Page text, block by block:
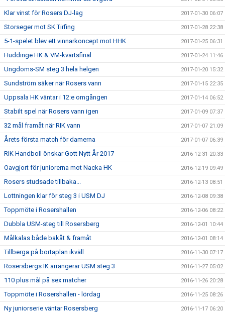
Klar vinst för Rosers DJ-lag 2017-01-30 06:07
Storseger mot SK Tirfing 2017-01-28 22:38
5-1-spelet blev ett vinnarkoncept mot HHK 2017-01-25 06:31
Huddinge HK & VM-kvartsfinal 2017-01-24 11:46
Ungdoms-SM steg 3 hela helgen 2017-01-20 15:32
Sundström säker när Rosers vann 2017-01-15 22:35
Uppsala HK väntar i 12:e omgången 2017-01-14 06:52
Stabilt spel när Rosers vann igen 2017-01-09 07:37
32 mål framåt när RIK vann 2017-01-07 21:09
Årets första match för damerna 2017-01-07 06:39
RIK Handboll önskar Gott Nytt År 2017 2016-12-31 20:33
Oavgjort för juniorerna mot Nacka HK 2016-12-19 09:49
Rosers studsade tillbaka... 2016-12-13 08:51
Lottningen klar för steg 3 i USM DJ 2016-12-08 09:38
Toppmöte i Rosershallen 2016-12-06 08:22
Dubbla USM-steg till Rosersberg 2016-12-01 10:44
Målkalas både bakåt & framåt 2016-12-01 08:14
Tillberga på bortaplan ikväll 2016-11-30 07:17
Rosersbergs IK arrangerar USM steg 3 2016-11-27 05:02
110 plus mål på sex matcher 2016-11-26 20:28
Toppmöte i Rosershallen - lördag 2016-11-25 08:26
Ny juniorserie väntar Rosersberg 2016-11-17 06:20